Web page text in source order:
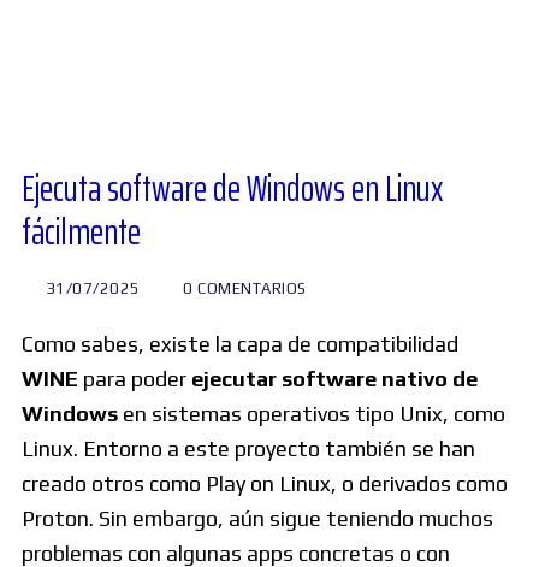
Buscar:
Ejecuta software de Windows en Linux
fácilmente
31/07/2025 0 COMENTARIOS
Como sabes, existe la capa de compatibilidad
WINE para poder ejecutar software nativo de
Windows en sistemas operativos tipo Unix, como
Linux. Entorno a este proyecto también se han
creado otros como Play on Linux, o derivados como
Proton. Sin embargo, aún sigue teniendo muchos
problemas con algunas apps concretas o con